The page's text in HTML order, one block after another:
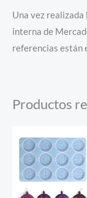
Una vez
interna de
referencias están
Productos
era: